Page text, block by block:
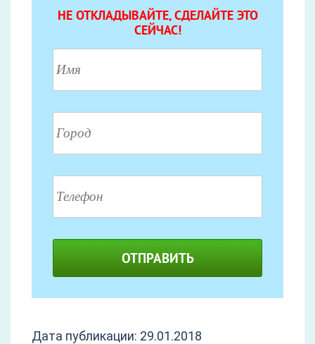
НЕ ОТКЛАДЫВАЙТЕ, СДЕЛАЙТЕ ЭТО
СЕЙЧАС!
ОТПРАВИТЬ
Дата публикации: 29.01.2018